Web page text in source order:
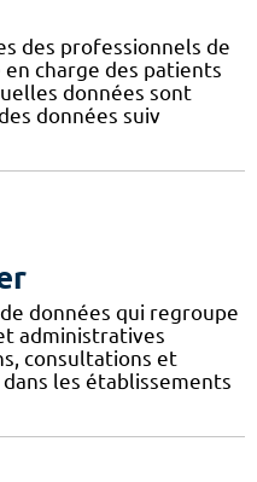
des professionnels de
charge des patients
données sont
données suiv
données qui regroupe
administratives
consultations et
les établissements